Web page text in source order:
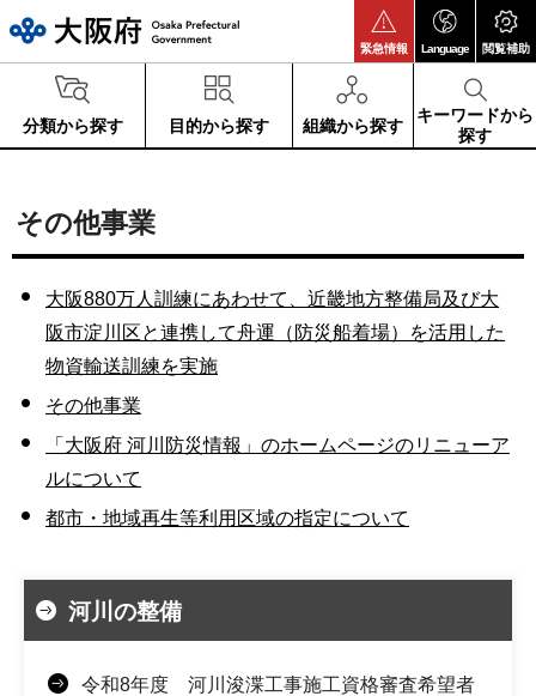
緊急情報 Language 閲覧補助
分類から探す 目的から探す 組織から探す
キーワードから
探す
その他事業
大阪880万人訓練にあわせて、近畿地方整備局及び大
阪市淀川区と連携して舟運（防災船着場）を活用した
物資輸送訓練を実施
その他事業
「大阪府 河川防災情報」のホームページのリニューア
ルについて
都市・地域再生等利用区域の指定について
河川の整備
令和8年度 河川浚渫工事施工資格審査希望者